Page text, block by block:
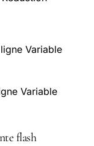
Variable
Variable
flash